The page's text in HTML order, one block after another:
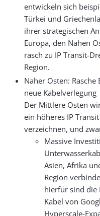
entwickeln sich
Türkei und
ihrer strategischen
Europa, den Nahen
rasch zu IP Transit-
Region.
Naher Osten: Rasche
neue Kabelverlegung
Der Mittlere Osten
ein höheres IP
verzeichnen, und
Massive
Asien, Afrika
Region
hierfür sind die
Kabel von
Hyperscale-